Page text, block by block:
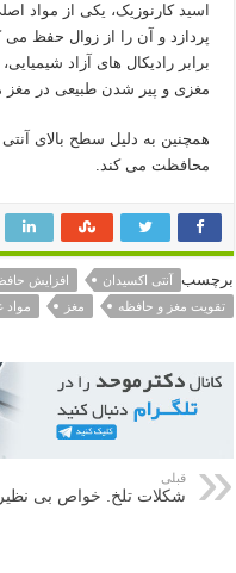
اسید کارنوزیک، یکی از مواد
پردازد و آن را از زوال حفظ می
برابر رادیکال های آزاد
مغزی و پیر شدن طبیعی در مغز
همچنین به دلیل سطح بالای
محافظت می کند.
برچسب آنتی اکسیدان افزایش
تقویت مغز و حافظه
مغز مواد
قبلی
شکلات تلخ. خواص بی